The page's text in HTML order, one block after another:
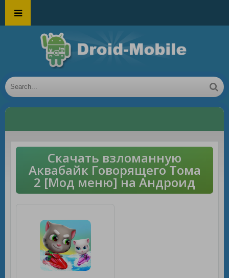
Скачать взломанную
Аквабайк Говорящего Тома
2 [Мод меню] на Андроид